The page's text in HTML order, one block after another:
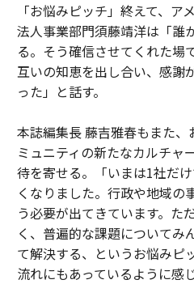
「お悩みピッチ」終えて、
法人事業部門須藤靖洋は「誰
る。そう確信させてくれた場
互いの知恵を出し合い、感謝
った」と話す。
本誌編集長 藤吉雅春もまた
ミュニティの新たなカルチャ
待を寄せる。「いまは1社だ
くなりました。行政や地域の
う必要が出てきています。た
く、普遍的な課題についてみ
て解決する、というお悩みピ
流れにもあっているように感